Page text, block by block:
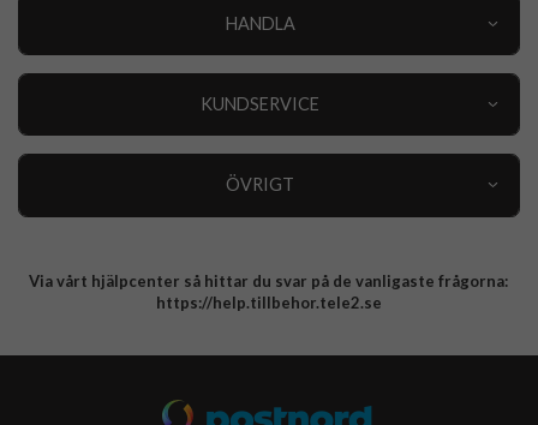
HANDLA
KUNDSERVICE
ÖVRIGT
Integritetspolicy
Via vårt hjälpcenter så hittar du svar på de vanligaste frågorna:
https://help.tillbehor.tele2.se